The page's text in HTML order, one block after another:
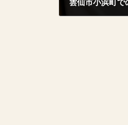
雲仙市小浜町で